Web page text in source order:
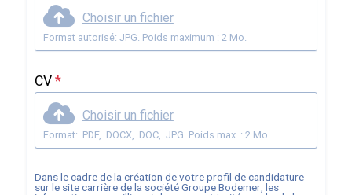
Choisir un fichier
Format autorisé: JPG. Poids maximum : 2 Mo.
CV *
Choisir un fichier
Format: .PDF, .DOCX, .DOC, .JPG. Poids max. : 2 Mo.
Dans le cadre de la création de votre profil de candidature
sur le site carrière de la sociétéGroupe Bodemer, les